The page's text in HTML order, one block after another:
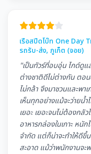
เรือสปีดโบ๊ท One Day
รถรับ-ส่ง, ภูเก็ต (จอย)
"เป็นทัวร์ที่อบอุ่น ไกด์ดูแ
ต่างชาติดีไม่ต่างกัน ตอ
ไม่กล้า จึงมาชวนและพา
เห็นทุกอย่างแม้จะว่ายนํ้า
เยอะ เยอะจนไม่ต้องก
อาหารกล่องในเกาะ หนั
จำกัด แต่ก็น่าจะทำให้ดี
สะอาด แม้ว่าพนักงานจ